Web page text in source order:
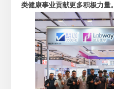
类健康事业贡献更多积极力量。